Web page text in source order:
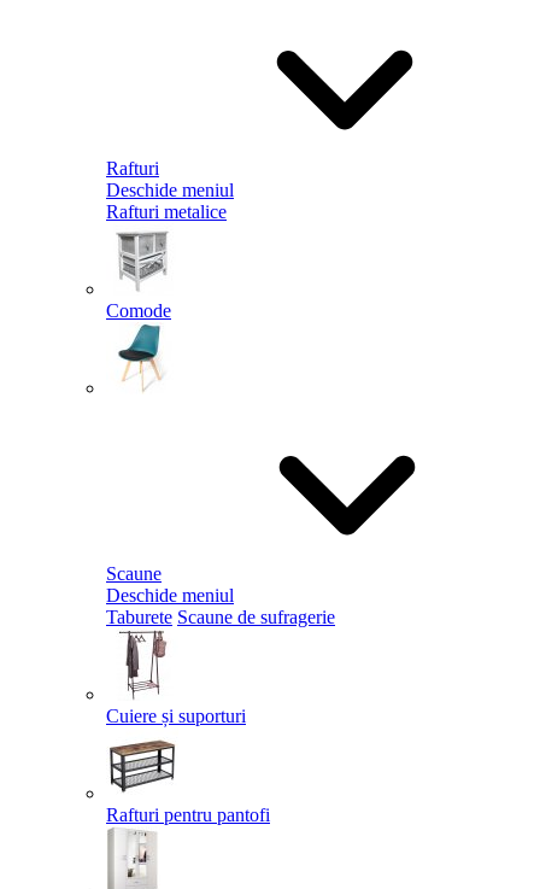
Rafturi
Deschide meniul
Rafturi metalice
Comode
Scaune
Deschide meniul
Taburete Scaune de sufragerie
Cuiere și suporturi
Rafturi pentru pantofi